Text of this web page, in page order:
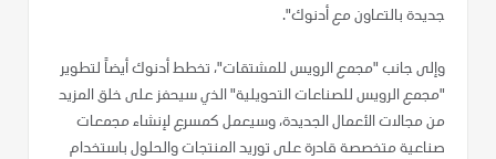
جديدة بالتعاون مع أدنوك".
وإلى جانب "مجمع الرويس للمشتقات"، تخطط أدنوك أيضاً لتطوير
"مجمع الرويس للصناعات التحويلية" الذي سيحفز على خلق المزيد
من مجالات الأعمال الجديدة، وسيعمل كمسرع لإنشاء مجمعات
صناعية متخصصة قادرة على توريد المنتجات والحلول باستخدام